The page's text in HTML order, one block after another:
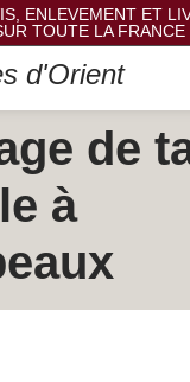
ENLEVEMENT ET
TOUTE LA FRANCE
d'Orient
de
à